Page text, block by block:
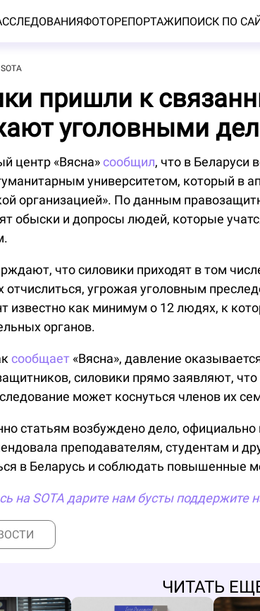
ФОТОРЕПОРТАЖИПОИСК ПО
SOTA
пришли к
уголовными
центр «Вясна»сообщил, что в Беларуси
университетом, который в
организацией». По данным
обыски и допросы людей, которые
что силовики приходят в том
отчислиться, угрожая уголовным
известно как минимум о 12 людях, к
органов.
сообщает «Вясна», давление
силовики прямо заявляют, что
может коснуться членов их
статьям возбуждено дело,
преподавателям, студентам и
в Беларусь и соблюдать повышенные
на SOTA дарите нам бусты поддержите
ЧИТАТЬ